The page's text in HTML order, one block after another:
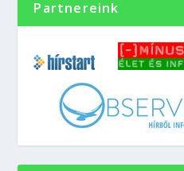
Partnereink